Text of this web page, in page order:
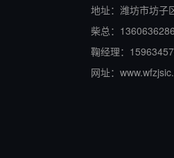
地址：潍坊市坊子
柴总：
鞠经理：
网址：